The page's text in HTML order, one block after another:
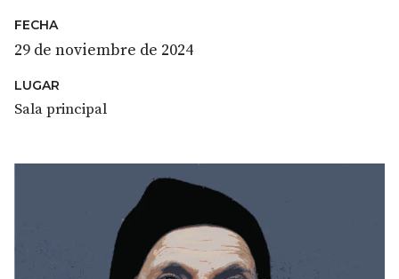
FECHA
29 de noviembre de 2024
LUGAR
Sala principal